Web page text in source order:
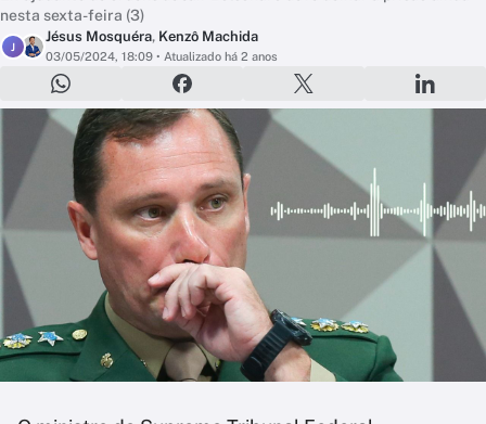
nesta sexta-feira (3)
J
Jésus Mosquéra, Kenzô Machida
03/05/2024, 18:09 • Atualizado há 2 anos